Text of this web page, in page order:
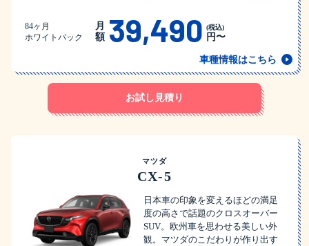
84ヶ月
ホワイトパック
月
額 39,490 (税込)
円〜
車種情報はこちら
お試し見積り
マツダ
CX-5
日本車の印象を変えるほどの満足
度の高さで話題のクロスオーバー
SUV。欧州車を思わせる美しい外
観。マツダのこだわりが作り出す